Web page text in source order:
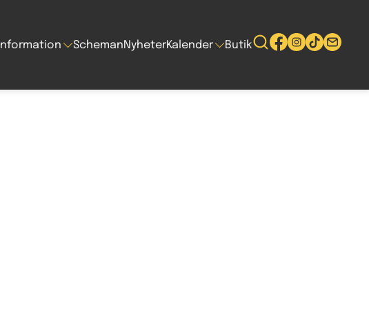
Information SchemanNyheterKalender Butik